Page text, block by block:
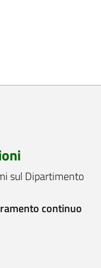
sul Dipartimento
continuo